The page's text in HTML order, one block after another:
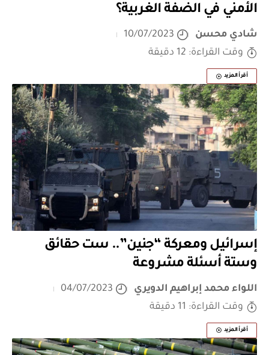
الأمني في الضفة الغربية؟
شادي محسن
10/07/2023
وقت القراءة: 12 دقيقة
أقرأ المزيد
إسرائيل ومعركة “جنين”.. ست حقائق
وستة أسئلة مشروعة
اللواء محمد إبراهيم الدويري
04/07/2023
وقت القراءة: 11 دقيقة
أقرأ المزيد